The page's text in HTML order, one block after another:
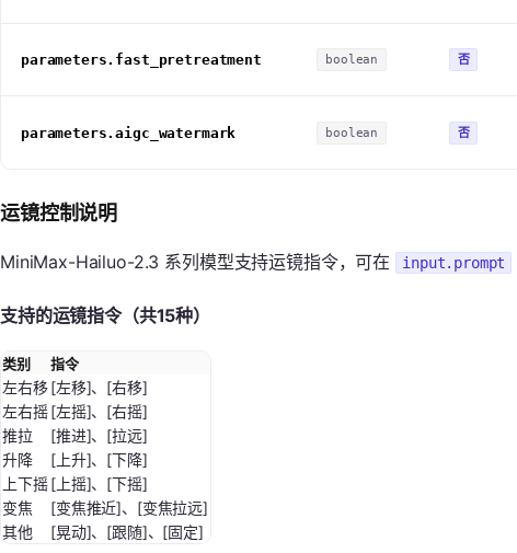
parameters.fast_pretreatment boolean 否
parameters.aigc_watermark boolean 否
运镜控制说明
MiniMax-Hailuo-2.3 系列模型支持运镜指令，可在 input.prompt
支持的运镜指令（共15种）
类别 指令
左右移 [左移]、[右移]
左右摇 [左摇]、[右摇]
推拉
[推进]、[拉远]
升降
[上升]、[下降]
上下摇 [上摇]、[下摇]
变焦
[变焦推近]、[变焦拉远]
其他
[晃动]、[跟随]、[固定]